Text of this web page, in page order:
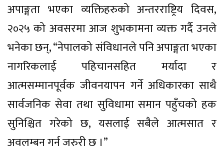
अपाङ्गता भएका व्यक्तिहरुको अन्तरराष्ट्रिय दिवस,
२०२५ को अवसरमा आज शुभकामना व्यक्त गर्दै उनले
भनेका छन्, “नेपालको संविधानले पनि अपाङ्गता भएका
नागरिकलाई पहिचानसहित मर्यादा र
आत्मसम्मानपूर्वक जीवनयापन गर्ने अधिकारका साथै
सार्वजनिक सेवा तथा सुविधामा समान पहुँचको हक
सुनिश्चित गरेको छ, यसलाई सबैले आत्मसात र
अवलम्बन गर्न जरुरी छ ।”